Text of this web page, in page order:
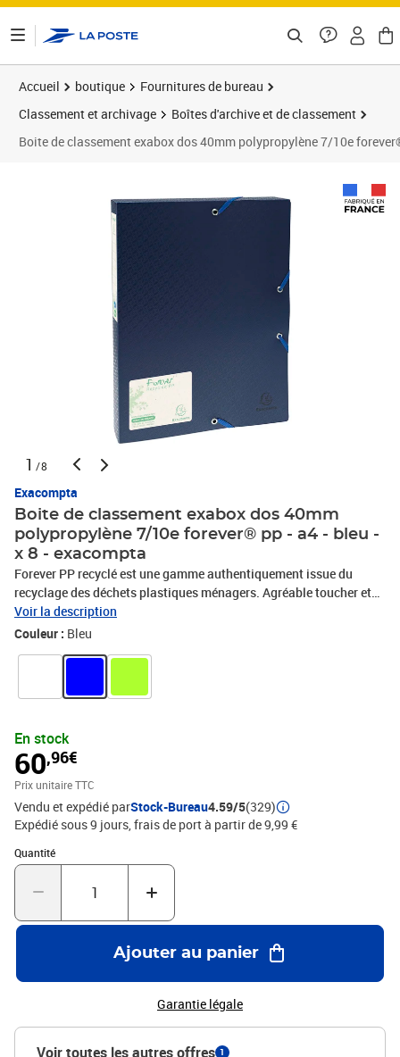
Accueil boutique
Fournitures de bureau
Classement et archivage
Boîtes d'archive et de classement
Boite de classement exabox dos 40mm polypropylène 7/10e
1 /8
Exacompta
Boite de classement exabox dos 40mm
polypropylène 7/10e forever® pp - a4 - bleu -
x 8 - exacompta
Forever PP recyclé est une gamme authentiquement issue du
recyclage des déchets plastiques ménagers. Agréable toucher et
effet naturel grâce au grain avec relief bambou. Etiquette de dos
pour identifier le contenu.
Voir la description
Couleur : Bleu
En stock
60,96€
Prix unitaire TTC
Vendu et expédié parStock-Bureau4.59/5(329)
Expédié sous 9 jours, frais de port à partir de 9,99 €
Quantité
Quantité : 1
Ajouter au panier
Garantie légale
Voir toutes les autres offres 1